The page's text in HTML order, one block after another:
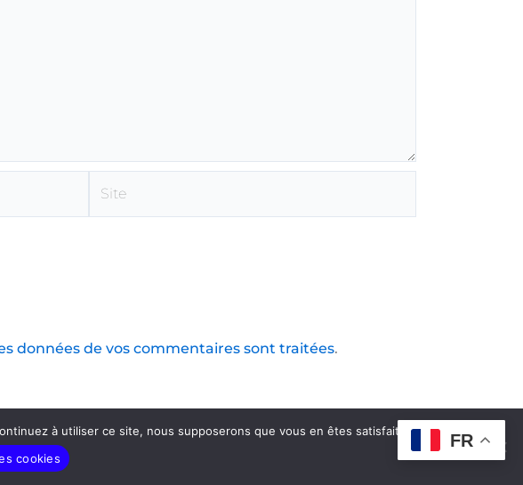
données de vos commentaires sont traitées.
FR
à utiliser ce site, nous supposerons que vous en êtes satisfait.
cookies